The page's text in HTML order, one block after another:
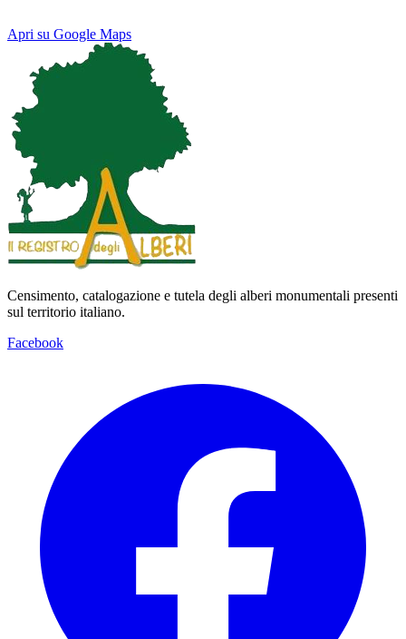
Apri su Google Maps
Map Satellite
Keyboard shortcuts
Censimento, catalogazione e tutela degli alberi monumentali presenti
sul territorio italiano.
Facebook